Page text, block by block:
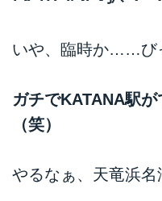
いや、臨時か……び
ガチでKATANA駅
（笑）
やるなぁ、天竜浜名